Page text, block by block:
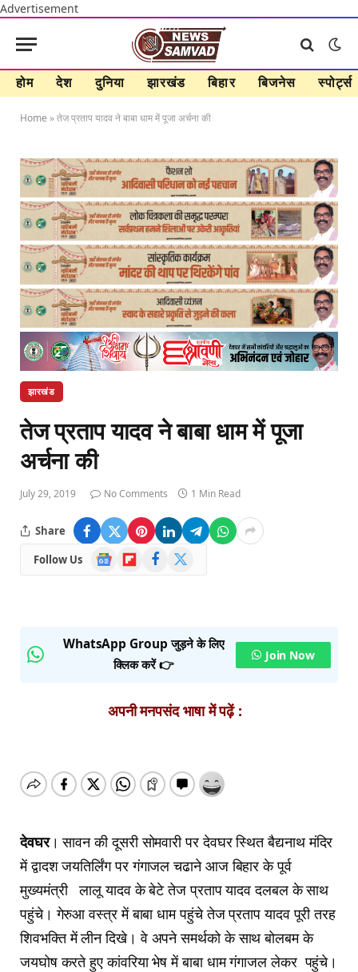
Advertisement
होम देश दुनिया झारखंड बिहार बिजनेस स्पोर्ट्स
Home »तेज प्रताप यादव ने बाबा धाम में पूजा अर्चना की
झारखंड
तेज प्रताप यादव ने बाबा धाम में पूजा
अर्चना की
July 29, 2019 No Comments 1 Min Read
Share
Follow Us
Google
News
FlipboardFacebook
WhatsApp Group जुड़ने के लिए
क्लिक करें 👉
Join Now
अपनी मनपसंद भाषा में पढ़ें :
देवघर। सावन की दूसरी सोमवारी पर देवघर स्थित बैद्यनाथ मंदिर
में द्वादश जयतिर्लिंग पर गंगाजल चढाने आज बिहार के पूर्व
मुख्यमंत्री लालू यादव के बेटे तेज प्रताप यादव दलबल के साथ
पहुंचे। गेरुआ वस्त्र में बाबा धाम पहुंचे तेज प्रताप यादव पूरी तरह
शिवभक्ति में लीन दिखे। वे अपने समर्थको के साथ बोलबम के
जयघोष करते हुए कांवरिया भेष में बाबा धाम गंगाजल लेकर पहुंचे।